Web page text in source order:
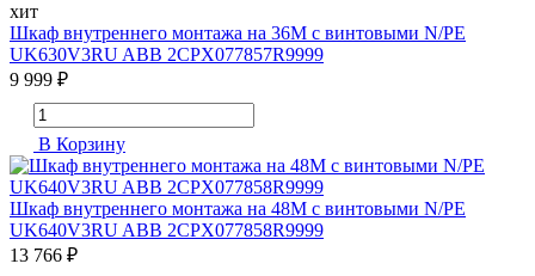
хит
Шкаф внутреннего монтажа на 36М с винтовыми N/PE
UK630V3RU ABB 2CPX077857R9999
9 999 ₽
В Корзину
Шкаф внутреннего монтажа на 48М с винтовыми N/PE
UK640V3RU ABB 2CPX077858R9999
13 766 ₽